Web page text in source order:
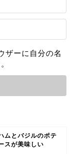
ザーに自分の名
とバジルのポテ
スが美味しい